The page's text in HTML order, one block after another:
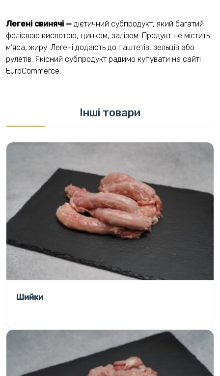
Легені свинячі — дієтичний субпродукт, який багатий
фолієвою кислотою, цинком, залізом. Продукт не містить
м’яса, жиру. Легені додають до паштетів, зельців або
рулетів. Якісний субпродукт радимо купувати на сайті
EuroCommerce.
Інші товари
Шийки